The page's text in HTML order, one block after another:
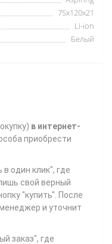
75x120x21
Li-ion
Белый
в интернет-
приобрести
один клик", где
свой верный
"купить". После
и уточнит
заказ", где